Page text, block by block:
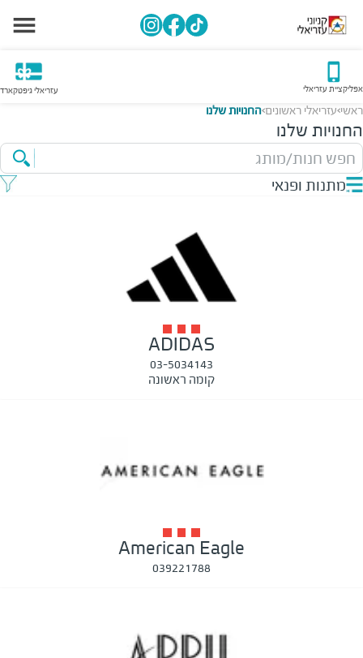
אפליקציית עזריאלי עזריאלי גיפטקארד
ראשי>עזריאלי ראשונים>החנויות שלנו
החנויות שלנו
חפש חנות/מותג
מתנות ופנאי
ADIDAS
03-5034143
קומה ראשונה
American Eagle
039221788